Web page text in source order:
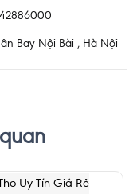
Bay Nội Bài , Hà Nội